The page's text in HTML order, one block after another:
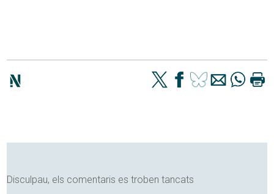
Disculpau, els comentaris es troben tancats